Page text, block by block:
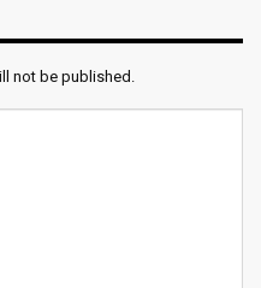
not be published.